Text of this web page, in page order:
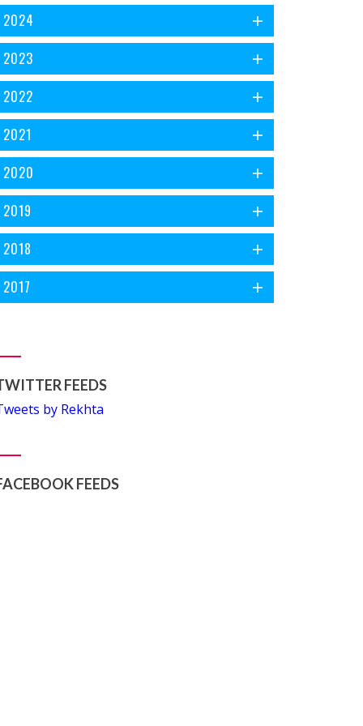
2024
2023
2022
2021
2020
2019
2018
2017
FEEDS
by Rekhta
FEEDS